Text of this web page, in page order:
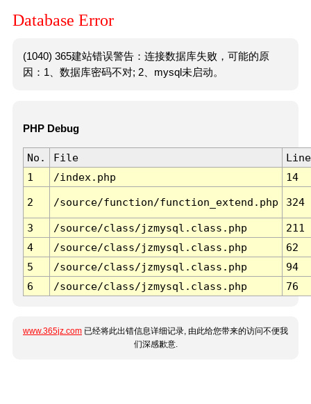
Database Error
(1040) 365建站错误警告：连接数据库失败，可能的原
因：1、数据库密码不对; 2、mysql未启动。
PHP Debug
No. File
Line
1
/index.php 14
2 /source/function/function_extend.php 324
3 /source/class/jzmysql.class.php
211
4
/source/class/jzmysql.class.php
62
5
/source/class/jzmysql.class.php
94
6
/source/class/jzmysql.class.php 76
www.365jz.com 已经将此出错信息详细记录, 由此给您带来的访问不便我
们深感歉意.